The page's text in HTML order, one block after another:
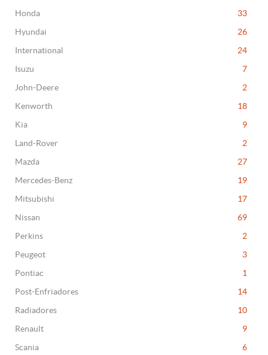
Honda
33
Hyundai
26
International
24
Isuzu
7
John-Deere
2
Kenworth
18
Kia
9
Land-Rover
2
Mazda
27
Mercedes-Benz
19
Mitsubishi
17
Nissan
69
Perkins
2
Peugeot
3
Pontiac
1
Post-Enfriadores
14
Radiadores
10
Renault
9
Scania
6